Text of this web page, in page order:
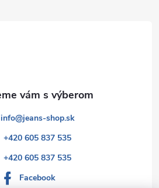
info@jeans-shop.sk
+420 605 837 535
+420 605 837 535
Facebook